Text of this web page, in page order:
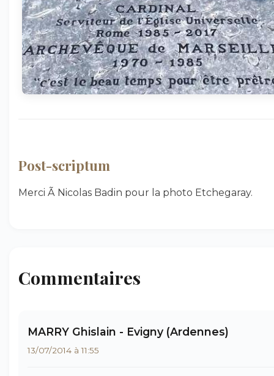
Post-scriptum
Merci Ã Nicolas Badin pour la photo Etchegaray.
Commentaires
MARRY Ghislain - Evigny (Ardennes)
13/07/2014 à 11:55